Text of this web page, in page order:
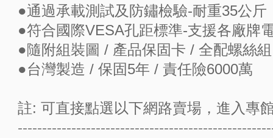
●通過承載測試及防鏽檢驗-耐重35公斤
●符合國際VESA孔距標準-支援各廠牌
●隨附組裝圖 / 產品保固卡 / 全配螺絲組
●台灣製造 / 保固5年 / 責任險6000萬
註: 可直接點選以下網路賣場，進入專